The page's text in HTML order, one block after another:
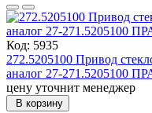
Код: 5935
272.5205100 Привод
аналог 27-271.5205100
цену уточнит менеджер
В корзину